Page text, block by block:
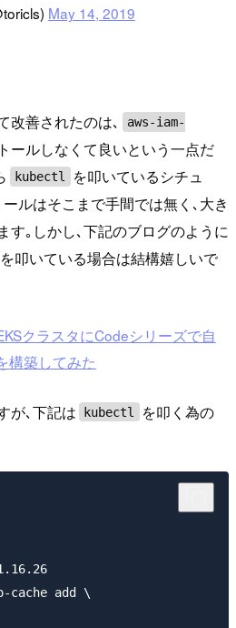
May 14, 2019
改善されたのは､
aws-iam-
ールしなくて良いという一点だ
kubectl
を叩いているシチュ
ルはそこまで手間では無く､大き
す｡しかし､下記のブログのように
を叩いている場合は結構嬉しいで
クラスタにCodeシリーズで自
構築してみた
が､下記は kubectl
を叩く為の
1.16.26
cache add \